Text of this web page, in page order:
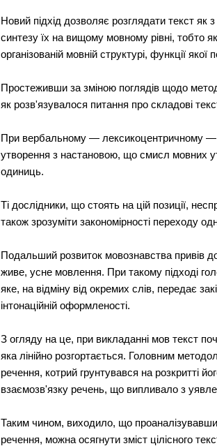
Новий підхід дозволяє розглядати текст як
синтезу їх на вищому мовному рівні, тобто
організованій мовній структурі, функції
Простеживши за зміною поглядів щодо
як розв'язувалося питання про складові
При вербальному — лексикоцентричному —
утворення з настановою, що смисл мовних
одиниць.
Ті дослідники, що стоять на цій позиції,
також зрозуміти закономірності переходу
Подальший розвиток мовознавства привів
живе, усне мовлення. При такому підході
яке, на відміну від окремих слів, передає
інтонаційній оформленості.
З огляду на це, при викладанні мов текст
яка лінійно розгортається. Головним
речення, котрий грунтувався на розкритті
взаємозв'язку речень, що випливало з
Таким чином, виходило, що
речення, можна осягнути зміст цілісного